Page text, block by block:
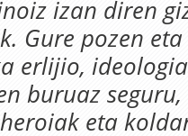
izan diren
Gure pozen
erlijio,
buruaz
eta